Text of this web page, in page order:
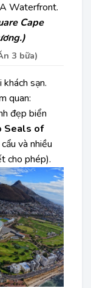
Waterfront.
Cape
3 bữa)
sạn.
quan:
đẹp biển
Seals of
và nhiều
cho phép).